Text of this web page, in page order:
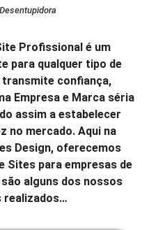
Profissional é um
para qualquer tipo de
transmite confiança,
Empresa e Marca séria
assim a estabelecer
no mercado. Aqui na
Design, oferecemos
Sites para empresas de
alguns dos nossos
realizados…